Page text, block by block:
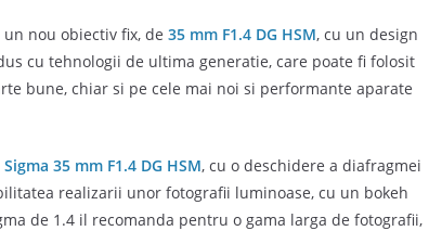
un nou obiectiv fix, de 35 mm F1.4 DG HSM, cu un design
cu tehnologii de ultima generatie, care poate fi folosit
bune, chiar si pe cele mai noi si performante aparate
Sigma 35 mm F1.4 DG HSM, cu o deschidere a diafragmei
realizarii unor fotografii luminoase, cu un bokeh
de 1.4 il recomanda pentru o gama larga de fotografii,